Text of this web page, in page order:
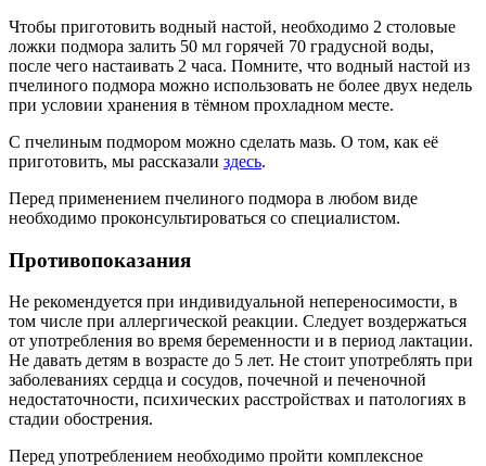
Чтобы приготовить водный настой, необходимо 2 столовые
ложки подмора залить 50 мл горячей 70 градусной воды,
после чего настаивать 2 часа. Помните, что водный настой из
пчелиного подмора можно использовать не более двух недель
при условии хранения в тёмном прохладном месте.
С пчелиным подмором можно сделать мазь. О том, как её
приготовить, мы рассказали здесь.
Перед применением пчелиного подмора в любом виде
необходимо проконсультироваться со специалистом.
Противопоказания
Не рекомендуется при индивидуальной непереносимости, в
том числе при аллергической реакции. Следует воздержаться
от употребления во время беременности и в период лактации.
Не давать детям в возрасте до 5 лет. Не стоит употреблять при
заболеваниях сердца и сосудов, почечной и печеночной
недостаточности, психических расстройствах и патологиях в
стадии обострения.
Перед употреблением необходимо пройти комплексное